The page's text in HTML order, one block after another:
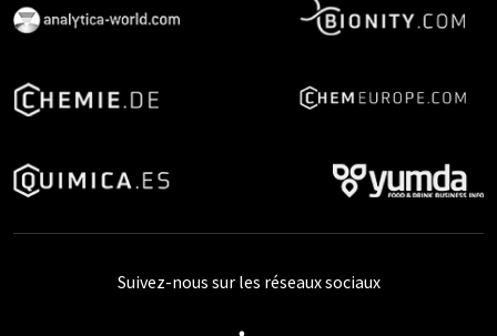
Suivez-nous sur les réseaux sociaux